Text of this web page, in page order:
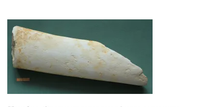
ГРУППА ВКОНТАКТЕ
ПОЛЕЗНЫЕ САЙТЫ
НАШИ НАГРАДЫ